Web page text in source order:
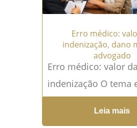
Erro médico:
indenização, dano
advogado
Erro médico: valor da
indenização O tema
médico: valor da
é uma das maiores
Leia mais